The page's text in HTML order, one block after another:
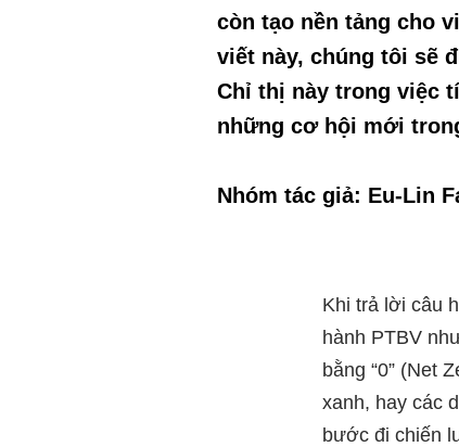
còn tạo nền tảng cho
viết này, chúng tôi sẽ
Chỉ thị này trong việc
những cơ hội mới
Nhóm tác giả: Eu-Lin
Khi trả lời câu
hành PTBV
bằng “0” (Net
xanh, hay các
bước đi chiến